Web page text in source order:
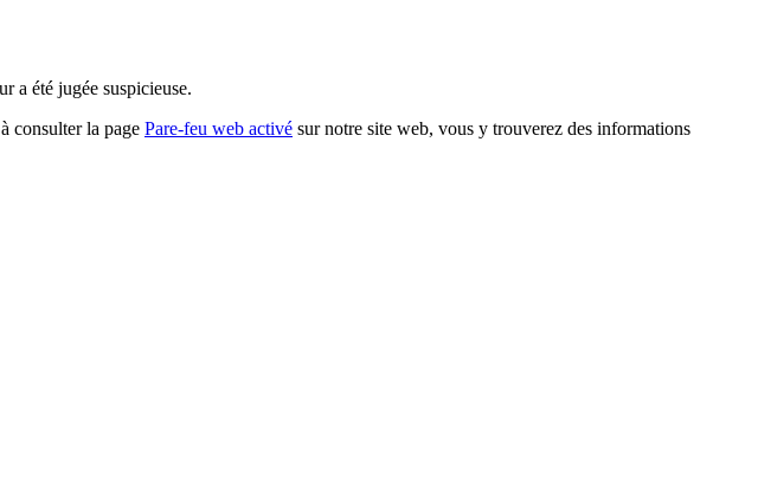
a été jugée suspicieuse.
consulter la page Pare-feu web activé sur notre site web, vous y trouverez des informations